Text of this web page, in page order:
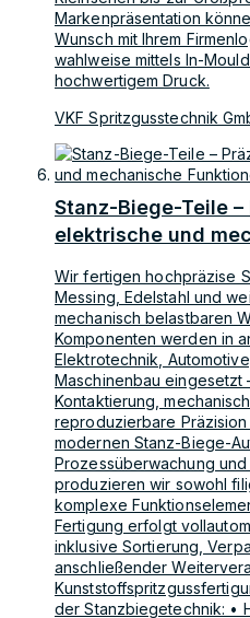
Markenpräsentation
Wunsch mit Ihrem
wahlweise mittels In-
hochwertigem Druck.
VKF Spritzgusstechnik
Stanz-Biege-Teile
elektrische und
Wir fertigen hochpräzise
Messing, Edelstahl und
mechanisch belastbaren
Komponenten werden in
Elektrotechnik,
Maschinenbau
Kontaktierung,
reproduzierbare
modernen Stanz-Biege-
Prozessüberwachung
produzieren wir sowohl
komplexe
Fertigung erfolgt
inklusive Sortierung,
anschließender
der Stanzbiegetechnik: •